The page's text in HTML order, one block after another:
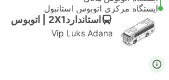
ایستگاه مرکزی اتوبوس استانبول
استاندارد2X1 | اتوبوس
Vip Luks Adana